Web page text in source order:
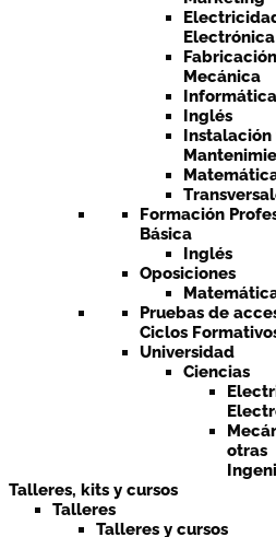
Electrónica
Fabricación
Mecánica
Informática
Inglés
Instalación
Formación
Básica
Inglés
Oposiciones
Pruebas de
Ciclos
Universidad
Ciencias
otras
Talleres, kits y cursos
Talleres
Talleres y cursos